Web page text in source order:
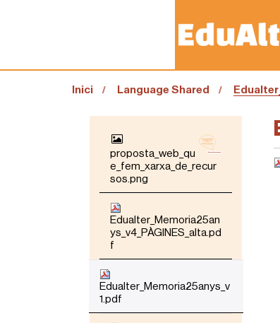
oInici Language Shared
A
proposta_web_qu
e_fem_xarxa_de_recur
sos.png
Edualter_Memoria25an
ys_v4_PÀGINES_alta.pd
f
Edualter_Memoria25anys_v
1.pdf